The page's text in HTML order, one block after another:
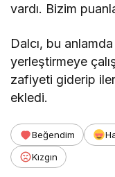
vardı. Bizim
Dalcı, bu
yerleştirmeye
zafiyeti giderip
ekledi.
Beğendim
Kızgın